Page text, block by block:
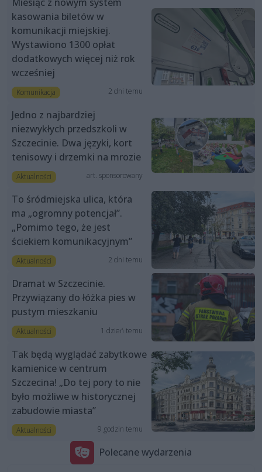
kasowania biletów w
komunikacji miejskiej.
Wystawiono 1300 opłat
dodatkowych więcej niż rok
wcześniej
Komunikacja 2 dni temu
Jedno z najbardziej
niezwykłych przedszkoli w
Szczecinie. Dwa języki, kort
tenisowy i drzemki na mrozie
Aktualności art. sponsorowany
To śródmiejska ulica, która
ma „ogromny potencjał”.
„Pomimo tego, że jest
ściekiem komunikacyjnym”
Aktualności 2 dni temu
Dramat w Szczecinie.
Przywiązany do łóżka pies w
pustym mieszkaniu
Aktualności 1 dzień temu
Tak będą wyglądać zabytkowe
kamienice w centrum
Szczecina! „Do tej pory to nie
było możliwe w historycznej
zabudowie miasta”
Aktualności 9 godzin temu
Polecane wydarzenia